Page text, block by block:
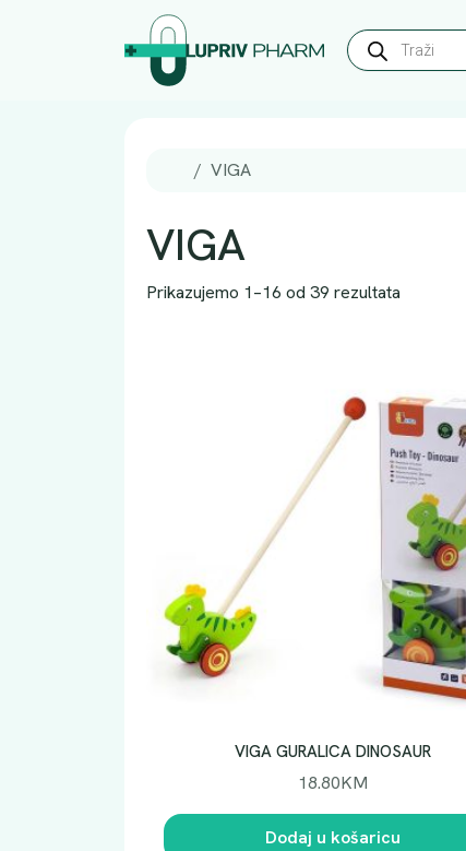
P
r
o
HomeVIGA
VIGA
Prikazujemo 1–16 od 39 rezultata
VIGA GURALICA DINOSAUR
18.80KM
Dodaj u košaricu